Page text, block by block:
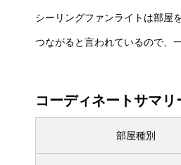
シーリングファンライトは部屋
つながると言われているので、
コーディネートサマリ
部屋種別